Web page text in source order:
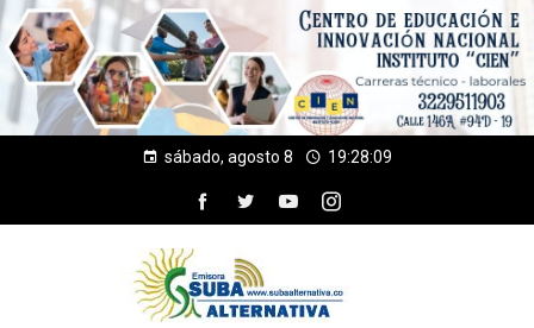
sábado, agosto 8 19:28:09